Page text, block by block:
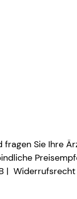
Sie
Widerrufsrecht